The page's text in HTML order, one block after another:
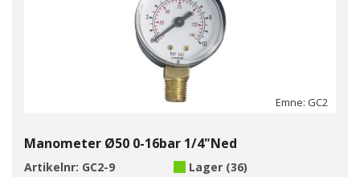
Emne: GC2
Manometer Ø50 0-16bar 1/4"Ned
Artikelnr: GC2-9
Lager (36)